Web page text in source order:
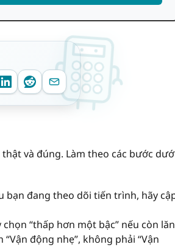
và đúng. Làm theo các bước
bạn đang theo dõi tiến trình, hãy
“thấp hơn một bậc” nếu còn lăn
động nhẹ”, không phải “Vận